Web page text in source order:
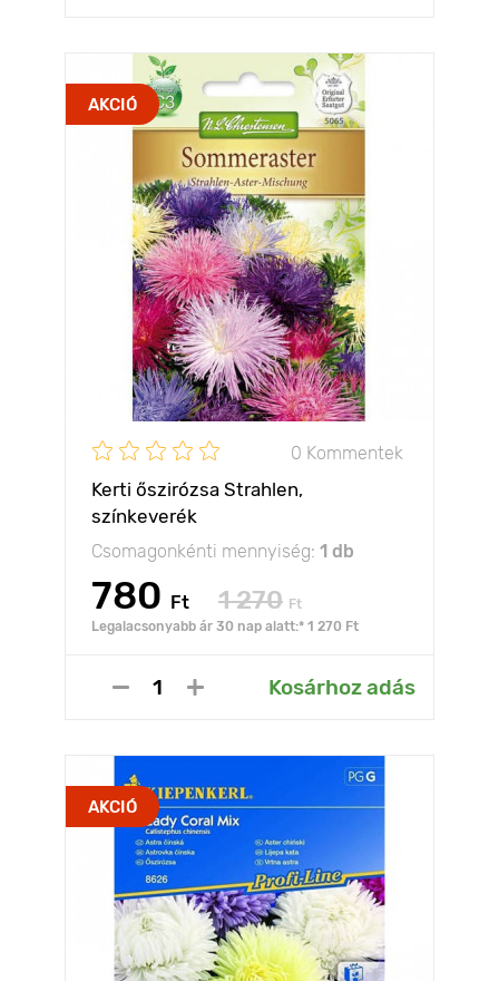
AKCIÓ
0 Kommentek
Kerti őszirózsa Strahlen,
színkeverék
Csomagonkénti mennyiség: 1 db
780 Ft 1 270 Ft
Legalacsonyabb ár 30 nap alatt:* 1 270 Ft
Kosárhoz adás
AKCIÓ